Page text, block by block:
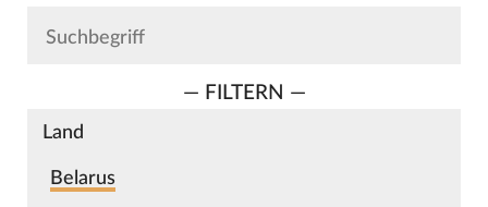
— FILTERN —
Land
Belarus